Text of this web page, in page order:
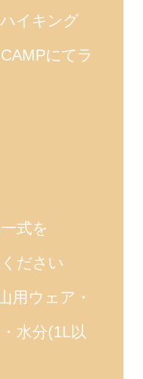
イキング
にてラ
式を
ださい
用ウェア・
水分(1L以